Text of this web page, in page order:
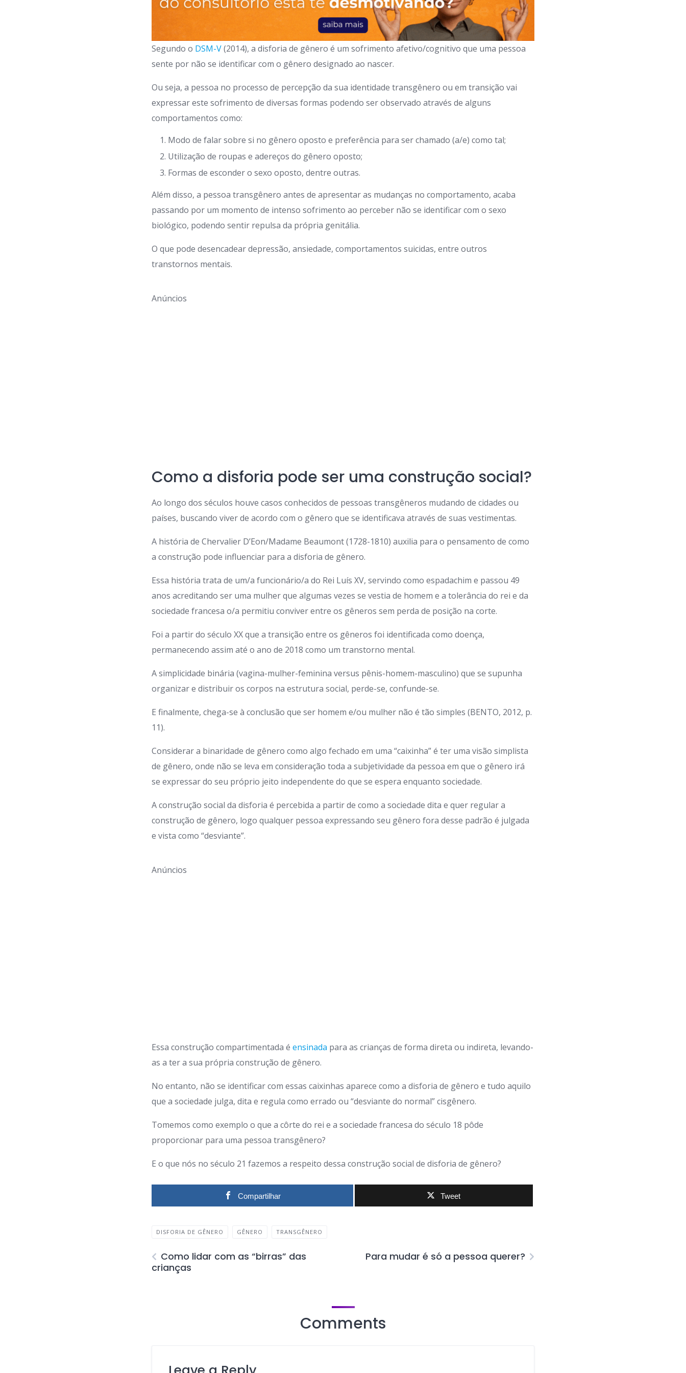
Segundo o DSM-V(2014), a disforia de gênero é um sofrimento afetivo/cognitivo que uma pessoa
sente por não se identificar com o gênero designado ao nascer.
Ou seja, a pessoa no processo de percepção da sua identidade transgênero ou em transição vai
expressar este sofrimento de diversas formas podendo ser observado através de alguns
comportamentos como:
Modo de falar sobre si no gênero oposto e preferência para ser chamado (a/e) como tal;
Utilização de roupas e adereços do gênero oposto;
Formas de esconder o sexo oposto, dentre outras.
Além disso, a pessoa transgênero antes de apresentar as mudanças no comportamento, acaba
passando por um momento de intenso sofrimento ao perceber não se identificar com o sexo
biológico, podendo sentir repulsa da própria genitália.
O que pode desencadear depressão, ansiedade, comportamentos suicidas, entre outros
transtornos mentais.
Anúncios
Como a disforia pode ser uma construção social?
Ao longo dos séculos houve casos conhecidos de pessoas transgêneros mudando de cidades ou
países, buscando viver de acordo com o gênero que se identificava através de suas vestimentas.
A história de Chervalier D’Eon/Madame Beaumont (1728-1810) auxilia para o pensamento de como
a construção pode influenciar para a disforia de gênero.
Essa história trata de um/a funcionário/a do Rei Luís XV, servindo como espadachim e passou 49
anos acreditando ser uma mulher que algumas vezes se vestia de homem e a tolerância do rei e da
sociedade francesa o/a permitiu conviver entre os gêneros sem perda de posição na corte.
Foi a partir do século XX que a transição entre os gêneros foi identificada como doença,
permanecendo assim até o ano de 2018 como um transtorno mental.
A simplicidade binária (vagina-mulher-feminina versus pênis-homem-masculino) que se supunha
organizar e distribuir os corpos na estrutura social, perde-se, confunde-se.
E finalmente, chega-se à conclusão que ser homem e/ou mulher não é tão simples (BENTO, 2012, p.
11).
Considerar a binaridade de gênero como algo fechado em uma “caixinha” é ter uma visão simplista
de gênero, onde não se leva em consideração toda a subjetividade da pessoa em que o gênero irá
se expressar do seu próprio jeito independente do que se espera enquanto sociedade.
A construção social da disforia é percebida a partir de como a sociedade dita e quer regular a
construção de gênero, logo qualquer pessoa expressando seu gênero fora desse padrão é julgada
e vista como “desviante”.
Anúncios
Essa construção compartimentada éensinada para as crianças de forma direta ou indireta, levando-
as a ter a sua própria construção de gênero.
No entanto, não se identificar com essas caixinhas aparece como a disforia de gênero e tudo aquilo
que a sociedade julga, dita e regula como errado ou “desviante do normal” cisgênero.
Tomemos como exemplo o que a côrte do rei e a sociedade francesa do século 18 pôde
proporcionar para uma pessoa transgênero?
E o que nós no século 21 fazemos a respeito dessa construção social de disforia de gênero?
Compartilhar Tweet
DISFORIA DE GÊNERO GÊNERO TRANSGÊNERO
Como lidar com as “birras” das
crianças
Para mudar é só a pessoa querer?
Comments